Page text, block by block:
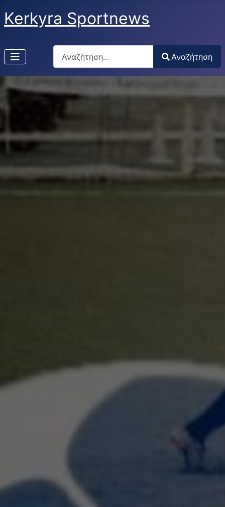
Kerkyra Sportnews
Αναζήτηση
Type 2 or more characters for results.
Αναζήτηση